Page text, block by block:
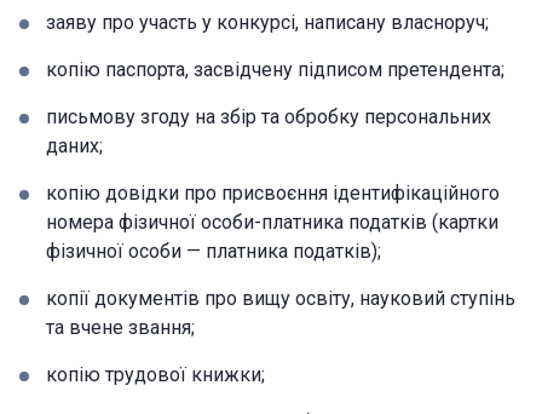
заяву про участь у конкурсі, написану власноруч;
копію паспорта, засвідчену підписом претендента;
письмову згоду на збір та обробку персональних
даних;
копію довідки про присвоєння ідентифікаційного
номера фізичної особи-платника податків (картки
фізичної особи — платника податків);
копії документів про вищу освіту, науковий ступінь
та вчене звання;
копію трудової книжки;